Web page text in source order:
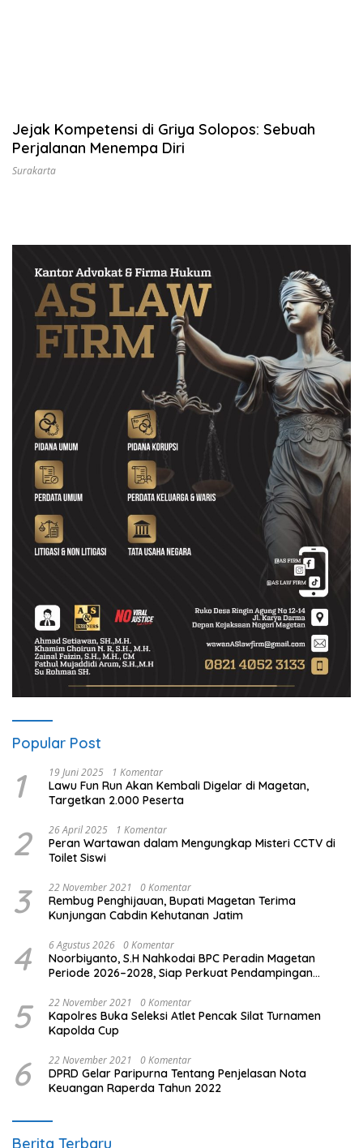
Jejak Kompetensi di Griya Solopos: Sebuah
Perjalanan Menempa Diri
Surakarta
Popular Post
1 19 Juni 2025 1 Komentar
Lawu Fun Run Akan Kembali Digelar di Magetan,
Targetkan 2.000 Peserta
2 26 April 2025 1 Komentar
Peran Wartawan dalam Mengungkap Misteri CCTV di
Toilet Siswi
3 22 November 2021 0 Komentar
Rembug Penghijauan, Bupati Magetan Terima
Kunjungan Cabdin Kehutanan Jatim
4 6 Agustus 2026 0 Komentar
Noorbiyanto, S.H Nahkodai BPC Peradin Magetan
Periode 2026–2028, Siap Perkuat Pendampingan
5 22 November 2021 0 Komentar
Kapolres Buka Seleksi Atlet Pencak Silat Turnamen
Kapolda Cup
6 22 November 2021 0 Komentar
DPRD Gelar Paripurna Tentang Penjelasan Nota
Keuangan Raperda Tahun 2022
Berita Terbaru